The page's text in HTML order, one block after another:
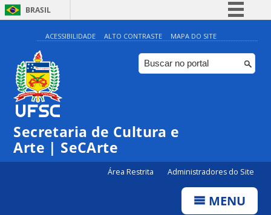
BRASIL
Simplifique!
Comunica BR
Participe
ACESSIBILIDADE ALTO CONTRASTE MAPA DO SITE
Secretaria de Cultura e
Arte | SeCArte
Área Restrita Administradores do Site
MENU